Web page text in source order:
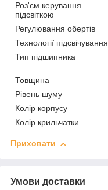
Роз'єм керування
підсвіткою
Регулювання обертів
Технології підсвічування
Тип підшипника
Товщина
Рівень шуму
Колір корпусу
Колір крильчатки
Приховати
Умови доставки